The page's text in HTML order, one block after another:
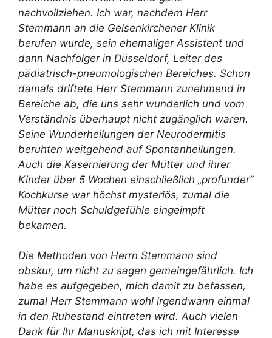
nachvollziehen. Ich war, nachdem Herr
Stemmann an die Gelsenkirchener Klinik
berufen wurde, sein ehemaliger Assistent und
dann Nachfolger in Düsseldorf, Leiter des
pädiatrisch-pneumologischen Bereiches. Schon
damals driftete Herr Stemmann zunehmend in
Bereiche ab, die uns sehr wunderlich und vom
Verständnis überhaupt nicht zugänglich waren.
Seine Wunderheilungen der Neurodermitis
beruhten weitgehend auf Spontanheilungen.
Auch die Kasernierung der Mütter und ihrer
Kinder über 5 Wochen einschließlich „profunder“
Kochkurse war höchst mysteriös, zumal die
Mütter noch Schuldgefühle eingeimpft
bekamen.
Die Methoden von Herrn Stemmann sind
obskur, um nicht zu sagen gemeingefährlich. Ich
habe es aufgegeben, mich damit zu befassen,
zumal Herr Stemmann wohl irgendwann einmal
in den Ruhestand eintreten wird. Auch vielen
Dank für Ihr Manuskript, das ich mit Interesse